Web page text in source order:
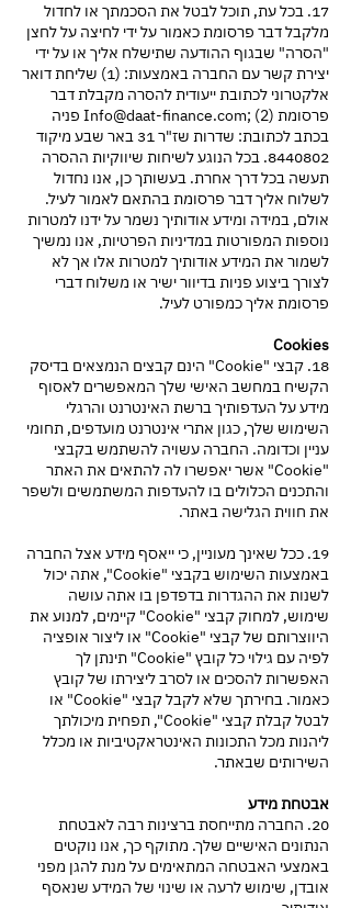
17. בכל עת, תוכל לבטל את הסכמתך או לחדול
מלקבל דבר פרסומת כאמור על ידי לחיצה על לחצן
"הסרה" שבגוף ההודעה שתישלח אליך או על ידי
יצירת קשר עם החברה באמצעות: (1) שליחת דואר
אלקטרוני לכתובת ייעודית להסרה מקבלת דבר
פרסומת
Info@daat-finance.com ; (2) פניה
בכתב לכתובת: שדרות שז"ר 31 באר שבע מיקוד
8440802. בכל הנוגע לשיחות שיווקיות ההסרה
תעשה בכל דרך אחרת. בעשותך כן, אנו נחדול
לשלוח אליך דבר פרסומת בהתאם לאמור לעיל.
אולם, במידה ומידע אודותיך נשמר על ידנו למטרות
נוספות המפורטות במדיניות הפרטיות, אנו נמשיך
לשמור את המידע אודותיך למטרות אלו אך לא
לצורך ביצוע פניות בדיוור ישיר או משלוח דברי
פרסומת אליך כמפורט לעיל.
Cookies
18. קבצי "Cookie" הינם קבצים הנמצאים בדיסק
הקשיח במחשב האישי שלך המאפשרים לאסוף
מידע על העדפותיך ברשת האינטרנט והרגלי
השימוש שלך, כגון אתרי אינטרנט מועדפים, תחומי
עניין וכדומה. החברה עשויה להשתמש בקבצי
"Cookie" אשר יאפשרו לה להתאים את האתר
והתכנים הכלולים בו להעדפות המשתמשים ולשפר
את חווית הגלישה באתר.
19. ככל שאינך מעוניין, כי ייאסף מידע אצל החברה
באמצעות השימוש בקבצי "Cookie", אתה יכול
לשנות את ההגדרות בדפדפן בו אתה עושה
שימוש, למחוק קבצי "Cookie" קיימים, למנוע את
היווצרותם של קבצי "Cookie" או ליצור אופציה
לפיה עם גילוי כל קובץ "Cookie" תינתן לך
האפשרות להסכים או לסרב ליצירתו של קובץ
כאמור. בחירתך שלא לקבל קבצי "Cookie" או
לבטל קבלת קבצי "Cookie", תפחית מיכולתך
ליהנות מכל התכונות האינטראקטיביות או מכלל
השירותים שבאתר.
אבטחת מידע
20. החברה מתייחסת ברצינות רבה לאבטחת
הנתונים האישיים שלך. מתוקף כך, אנו נוקטים
באמצעי האבטחה המתאימים על מנת להגן מפני
אובדן, שימוש לרעה או שינוי של המידע שנאסף